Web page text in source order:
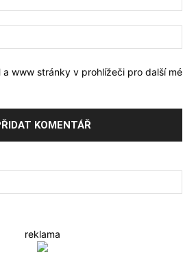
a www stránky v prohlížeči pro další mé
reklama